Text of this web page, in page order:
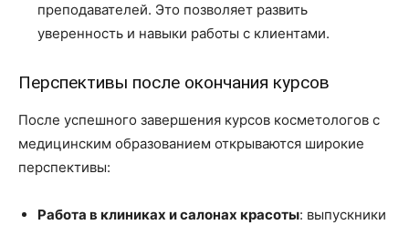
преподавателей. Это позволяет развить
уверенность и навыки работы с клиентами.
Перспективы после окончания курсов
После успешного завершения курсов косметологов с
медицинским образованием открываются широкие
перспективы:
Работа в клиниках и салонах красоты: выпускники